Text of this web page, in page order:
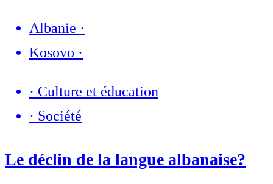
Albanie ·
Kosovo ·
· Culture et éducation
· Société
Le déclin de la langue albanaise?